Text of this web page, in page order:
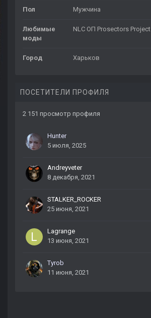
Пол Мужчина
Любимые
моды
NLC ОП Prosectors Project
Город Харьков
ПОСЕТИТЕЛИ ПРОФИЛЯ
2 151 просмотр профиля
Hunter
5 июля, 2025
Andreyveter
8 декабря, 2021
STALKER_ROCKER
25 июня, 2021
Lagrange
13 июня, 2021
Tyrob
11 июня, 2021